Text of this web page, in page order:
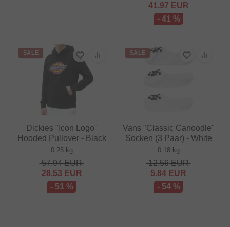
41.97 EUR
- 41 %
SALE
Dickies "Icon Logo"
Hooded Pullover - Black
0.25 kg
57.94EUR
28.53 EUR
- 51 %
SALE
Vans "Classic Canoodle"
Socken (3 Paar) - White
0.18 kg
12.56EUR
5.84 EUR
- 54 %